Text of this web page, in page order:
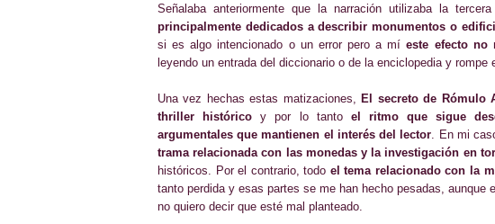
Señalaba anteriormente que la narración utilizaba la
principalmente dedicados a describir monumentos o
si es algo intencionado o un error pero a míeste efecto no
leyendo un entrada del diccionario o de la enciclopedia y rompe
Una vez hechas estas matizaciones,El secreto de Rómulo
thriller histórico y por lo tanto el ritmo que sigue
argumentales que mantienen el interés del lector . En mi
trama relacionada con las monedas y la investigación en
históricos. Por el contrario, todo el tema relacionado con la
tanto perdida y esas partes se me han hecho pesadas, aunque
no quiero decir que esté mal planteado.